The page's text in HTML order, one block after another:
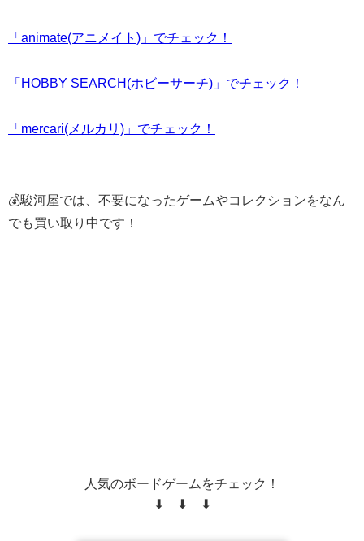
「animate(アニメイト)」でチェック！
「HOBBY SEARCH(ホビーサーチ)」でチェック！
「mercari(メルカリ)」でチェック！
💰駿河屋では、不要になったゲームやコレクションをなん
でも買い取り中です！
人気のボードゲームをチェック！
⬇ ⬇ ⬇